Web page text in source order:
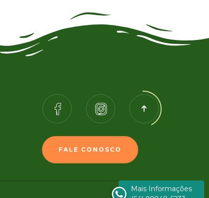
FALE CONOSCO
Mais Informações